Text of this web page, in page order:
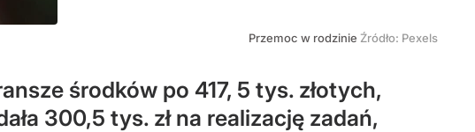
Przemoc w rodzinie Źródło: Pexels
środków po 417, 5 tys. złotych,
300,5 tys. zł na realizację zadań,